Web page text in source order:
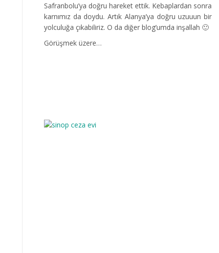
Safranbolu’ya doğru hareket ettik. Kebaplardan sonra
karnımız da doydu. Artık Alanya’ya doğru uzuuun bir
yolculuğa çıkabiliriz. O da diğer blog’umda inşallah 🙂
Görüşmek üzere…